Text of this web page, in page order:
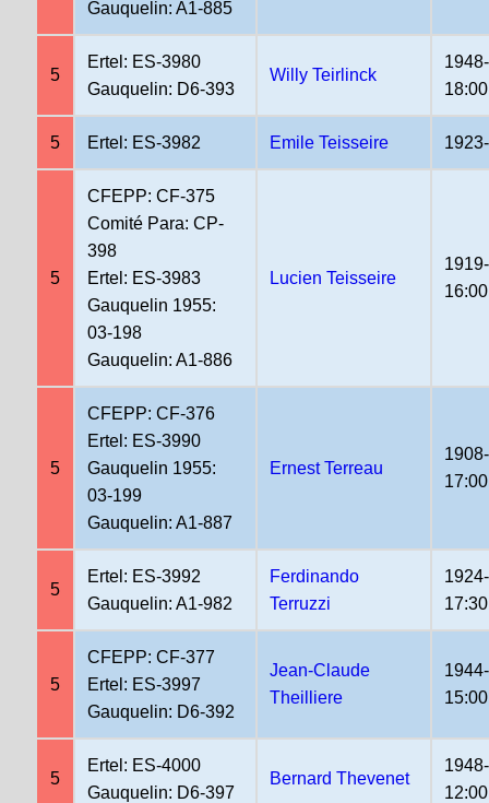
Gauquelin: A1-885
5
Ertel: ES-3980
Gauquelin: D6-393
Willy Teirlinck
18:00
5 Ertel: ES-3982 Emile Teisseire
5
CFEPP: CF-375
Comité Para: CP-
398
Ertel: ES-3983
Gauquelin 1955:
03-198
Gauquelin: A1-886
Lucien Teisseire
16:00
5
CFEPP: CF-376
Ertel: ES-3990
Gauquelin 1955:
03-199
Gauquelin: A1-887
Ernest Terreau
17:00
5
Ertel: ES-3992
Gauquelin: A1-982
Ferdinando
Terruzzi
17:30
5
CFEPP: CF-377
Ertel: ES-3997
Gauquelin: D6-392
Jean-Claude
Theilliere
15:00
5
Ertel: ES-4000
Gauquelin: D6-397
Bernard Thevenet
12:00